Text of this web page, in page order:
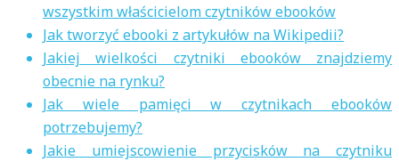
wszystkim właścicielom czytników ebooków
Jak tworzyć ebooki z artykułów na Wikipedii?
Jakiej wielkości czytniki ebooków znajdziemy
obecnie na rynku?
Jak wiele pamięci w czytnikach ebooków
potrzebujemy?
Jakie umiejscowienie przycisków na czytniku